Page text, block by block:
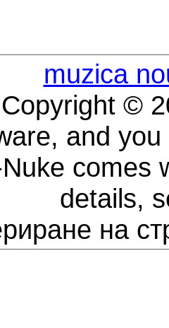
muzica
Copyright ©
and
comes
details,
на